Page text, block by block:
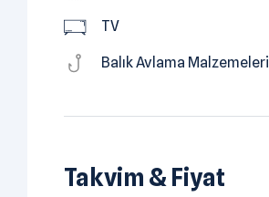
TV
Balık Avlama Malzemeleri
Takvim & Fiyat